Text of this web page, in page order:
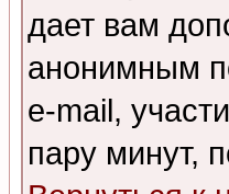
дает вам
анонимным
e-mail,
пару минут,